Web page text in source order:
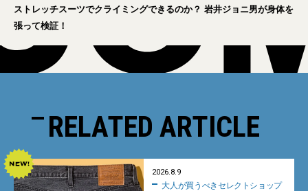
ストレッチスーツでクライミングできるのか？ 岩井ジョニ男が身体を
張って検証！
RELATED ARTICLE
2026.8.9